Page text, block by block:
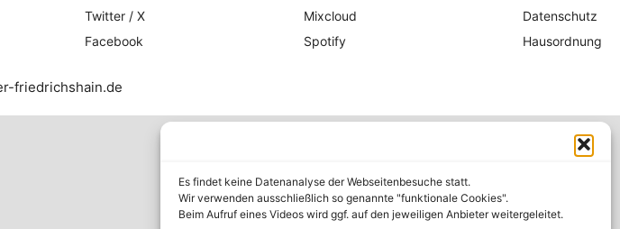
Es findet keine Datenanalyse der Webseitenbesuche statt.
Wir verwenden ausschließlich so genannte "funktionale Cookies".
Beim Aufruf eines Videos wird ggf. auf den jeweiligen Anbieter weitergeleitet.
Twitter / X
Facebook
Mixcloud
Spotify
Datenschutz
Hausordnung
friedrichshain.de